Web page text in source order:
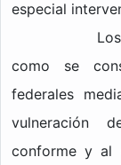
especial
como se
federales
vulneración
conforme y al